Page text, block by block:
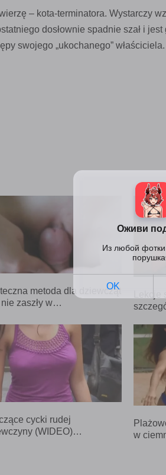
– kota-terminatora. Wystarczy
dosłownie spadnie szał i jest
swojego „ukochanego”
metoda dla dziewcząt
zaszły w…
cycki rudej
(WIDEO)…
w